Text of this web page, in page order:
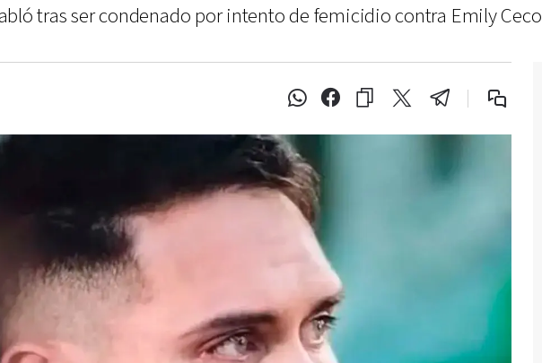
tras ser condenado por intento de femicidio contra Emily